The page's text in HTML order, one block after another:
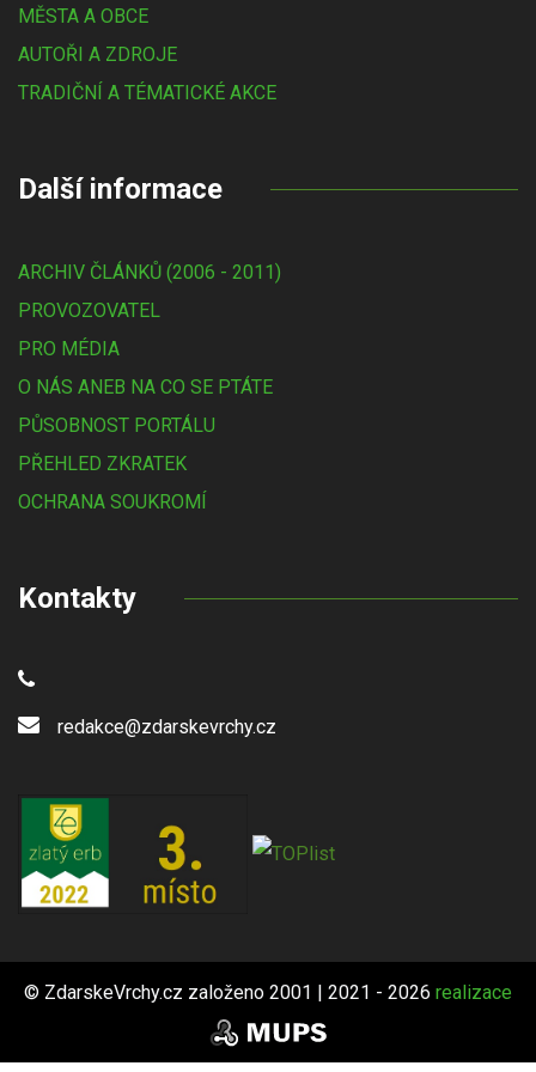
MĚSTA A OBCE
AUTOŘI A ZDROJE
TRADIČNÍ A TÉMATICKÉ AKCE
Další informace
ARCHIV ČLÁNKŮ (2006 - 2011)
PROVOZOVATEL
PRO MÉDIA
O NÁS ANEB NA CO SE PTÁTE
PŮSOBNOST PORTÁLU
PŘEHLED ZKRATEK
OCHRANA SOUKROMÍ
Kontakty
redakce@zdarskevrchy.cz
© ZdarskeVrchy.cz založeno 2001 | 2021 - 2026 realizace